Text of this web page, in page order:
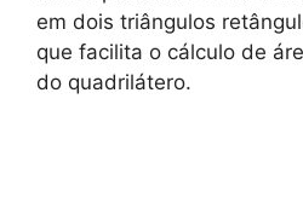
em dois triângulos
que facilita o cálculo de
do quadrilátero.